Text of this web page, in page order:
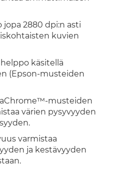
2880 dpi:n asti
kuvien
käsitellä
(Epson-musteiden
musteiden
värien pysyvyyden
varmistaa
ja kestävyyden